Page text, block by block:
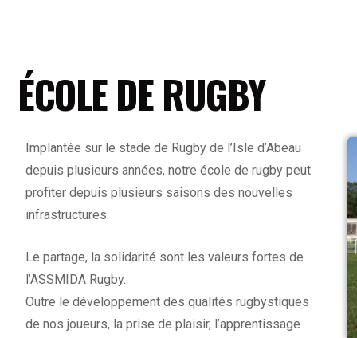
ÉCOLE DE RUGBY
Implantée sur le stade de Rugby de l’Isle d’Abeau
depuis plusieurs années, notre école de rugby peut
profiter depuis plusieurs saisons des nouvelles
infrastructures.
Le partage, la solidarité sont les valeurs fortes de
l’ASSMIDA Rugby.
Outre le développement des qualités rugbystiques
de nos joueurs, la prise de plaisir, l’apprentissage